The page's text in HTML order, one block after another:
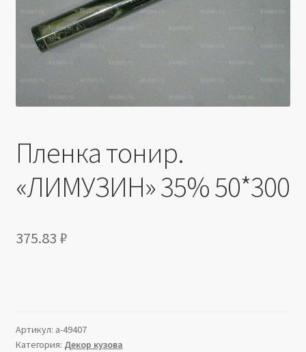
Юридические данные
Пленка тонир.
«ЛИМУЗИН» 35% 50*300
375.83 ₽
Артикул: a-49407
Категория: Декор кузова